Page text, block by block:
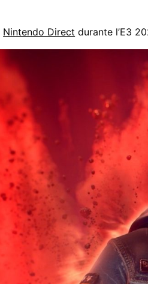
Nintendo Direct durante l’E3